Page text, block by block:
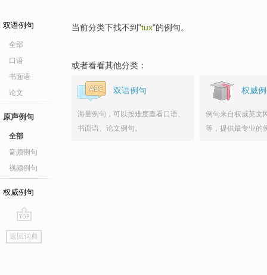
双语例句
全部
口语
书面语
论文
原声例句
全部
音频例句
视频例句
权威例句
go
top
返回词典
当前分类下找不到"tux"的例句。
或者看看其他分类：
双语例句
海量例句，可以按难度查看口语、
书面语、论文例句。
权威
例句来自权威英文
等，提供最专业的